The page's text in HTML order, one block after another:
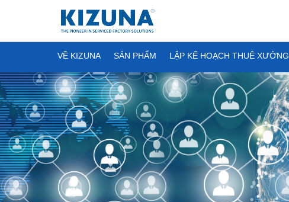
VỀ KIZUNA SẢN PHẨM LẬP KẾ HOẠCH THUÊ XƯỞNG